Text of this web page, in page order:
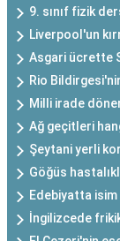
9. sınıf fizik
Liverpool'un
Asgari ücrette
Rio
Milli irade
Ağ geçitleri
Şeytani yerli
Göğüs
Edebiyatta isim
İngilizcede